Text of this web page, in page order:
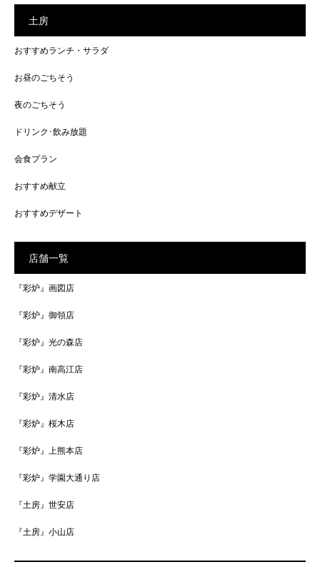
土房
おすすめランチ・サラダ
お昼のごちそう
夜のごちそう
ドリンク･飲み放題
会食プラン
おすすめ献立
おすすめデザート
店舗一覧
『彩炉』画図店
『彩炉』御領店
『彩炉』光の森店
『彩炉』南高江店
『彩炉』清水店
『彩炉』桜木店
『彩炉』上熊本店
『彩炉』学園大通り店
『土房』世安店
『土房』小山店